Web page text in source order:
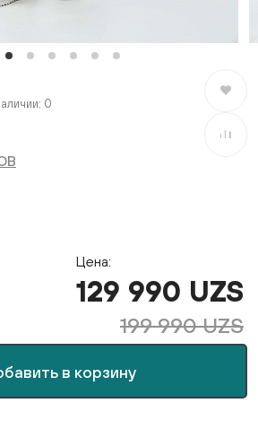
0
В
В
в корзину
Цена:
129 990 UZS
199 990 UZS